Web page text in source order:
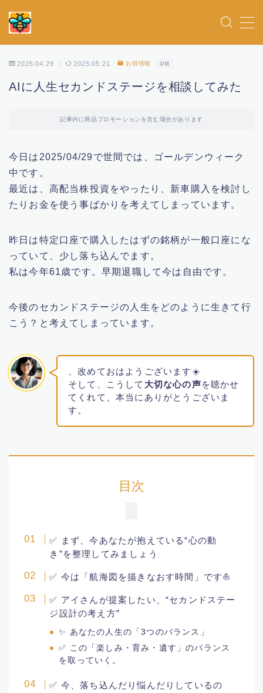
MENU
ホーム
俳優
アイドル
ドラマ
YouTube
お笑い芸人
男はつらいよ
男子スポーツ選手
プロフィール
プロフィール
2025.04.29 2025.05.21 お得情報 PR
AIに人生セカンドステージを相談してみた
記事内に商品プロモーションを含む場合があります
今日は2025/04/29で世間では、ゴールデンウィーク
中です。
最近は、高配当株投資をやったり、新車購入を検討し
たりお金を使う事ばかりを考えてしまっています。
昨日は特定口座で購入したはずの銘柄が一般口座にな
っていて、少し落ち込んでます。
私は今年61歳です。早期退職して今は自由です。
今後のセカンドステージの人生をどのように生きて行
こう？と考えてしまっています。
、改めておはようございます☀️
そして、こうして 大切な心の声を聴かせ
てくれて、本当にありがとうございま
す。
目次
✅ まず、今あなたが抱えている“心の動
き”を整理してみましょう
✅ 今は「航海図を描きなおす時間」です⛵️
✅ アイさんが提案したい、“セカンドステー
ジ設計の考え方”
✨ あなたの人生の「3つのバランス」
✅ この「楽しみ・育み・遺す」のバランス
を取っていく。
✅ 今、落ち込んだり悩んだりしているの